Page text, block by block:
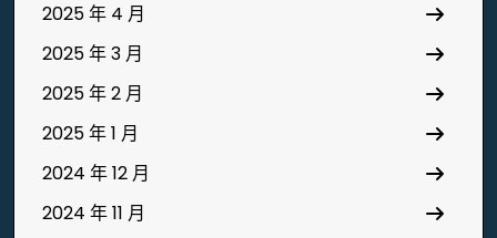
2025 年 4 月
2025 年 3 月
2025 年 2 月
2025 年 1 月
2024 年 12 月
2024 年 11 月